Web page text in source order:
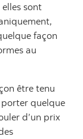
sont
façon
au
être tenu
porter quelque
d’un prix